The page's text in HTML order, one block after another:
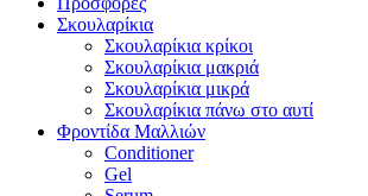
Σκουλαρίκια
Σκουλαρίκια κρίκοι
Σκουλαρίκια μακριά
Σκουλαρίκια μικρά
Σκουλαρίκια πάνω στο αυτί
Φροντίδα Μαλλιών
Conditioner
Gel